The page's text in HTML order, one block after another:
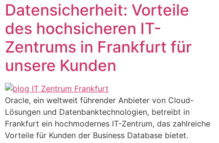
Datensicherheit: Vorteile
des hochsicheren IT-
Zentrums in Frankfurt für
unsere Kunden
Oracle, ein weltweit führender Anbieter von Cloud-
Lösungen und Datenbanktechnologien, betreibt in
Frankfurt ein hochmodernes IT-Zentrum, das zahlreiche
Vorteile für Kunden der Business Database bietet.